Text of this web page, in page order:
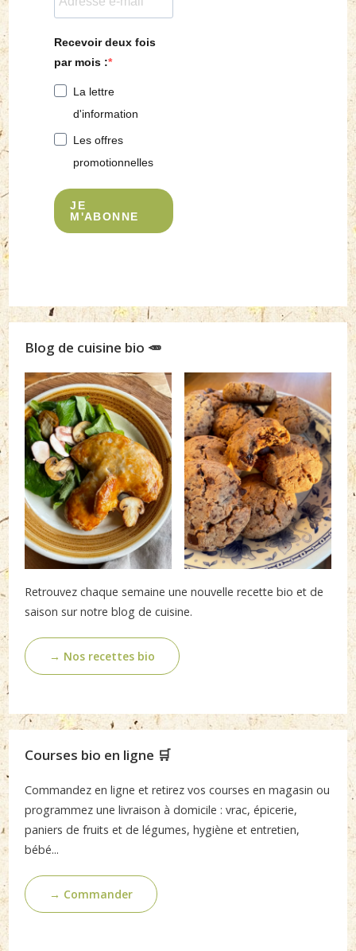
Recevoir deux fois
par mois :
La lettre
d'information
Les offres
promotionnelles
JE
M'ABONNE
Blog de cuisine bio 🥕
Retrouvez chaque semaine une nouvelle recette bio et de
saison sur notre blog de cuisine.
→ Nos recettes bio
Courses bio en ligne 🛒
Commandez en ligne et retirez vos courses en magasin ou
programmez une livraison à domicile : vrac, épicerie,
paniers de fruits et de légumes, hygiène et entretien,
bébé...
→ Commander